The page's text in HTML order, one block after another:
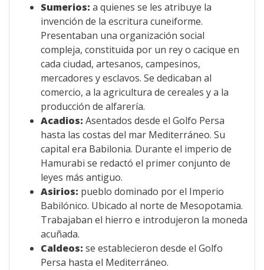
Sumerios: a quienes se les atribuye la
invención de la escritura cuneiforme.
Presentaban una organización social
compleja, constituida por un rey o cacique en
cada ciudad, artesanos, campesinos,
mercadores y esclavos. Se dedicaban al
comercio, a la agricultura de cereales y a la
producción de alfarería.
Acadios: Asentados desde el Golfo Persa
hasta las costas del mar Mediterráneo. Su
capital era Babilonia. Durante el imperio de
Hamurabi se redactó el primer conjunto de
leyes más antiguo.
Asirios: pueblo dominado por el Imperio
Babilónico. Ubicado al norte de Mesopotamia.
Trabajaban el hierro e introdujeron la moneda
acuñada.
Caldeos: se establecieron desde el Golfo
Persa hasta el Mediterráneo.